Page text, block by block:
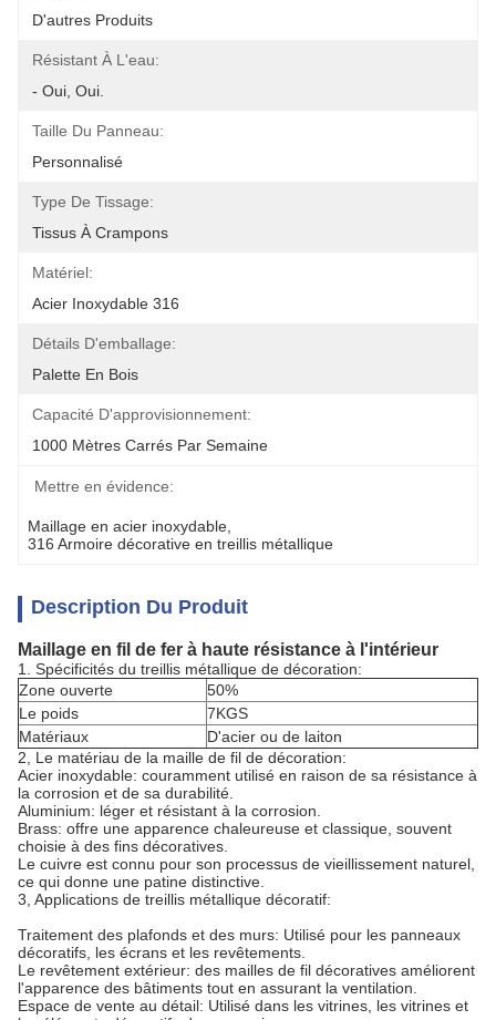
D'autres Produits
Résistant À L'eau:
- Oui, Oui.
Taille Du Panneau:
Personnalisé
Type De Tissage:
Tissus À Crampons
Matériel:
Acier Inoxydable 316
Détails D'emballage:
Palette En Bois
Capacité D'approvisionnement:
1000 Mètres Carrés Par Semaine
Mettre en évidence:
Maillage en acier inoxydable
316 Armoire décorative en treillis métallique
Description Du Produit
Maillage en fil de fer à haute résistance à l'intérieur
1. Spécificités du treillis métallique de décoration:
Zone ouverte
50%
Le poids
7KGS
Matériaux
D'acier ou de laiton
2, Le matériau de la maille de fil de décoration:
Acier inoxydable: couramment utilisé en raison de sa résistance à
la corrosion et de sa durabilité.
Aluminium: léger et résistant à la corrosion.
Brass: offre une apparence chaleureuse et classique, souvent
choisie à des fins décoratives.
Le cuivre est connu pour son processus de vieillissement naturel,
ce qui donne une patine distinctive.
3, Applications de treillis métallique décoratif:
Traitement des plafonds et des murs: Utilisé pour les panneaux
décoratifs, les écrans et les revêtements.
Le revêtement extérieur: des mailles de fil décoratives améliorent
l'apparence des bâtiments tout en assurant la ventilation.
Espace de vente au détail: Utilisé dans les vitrines, les vitrines et